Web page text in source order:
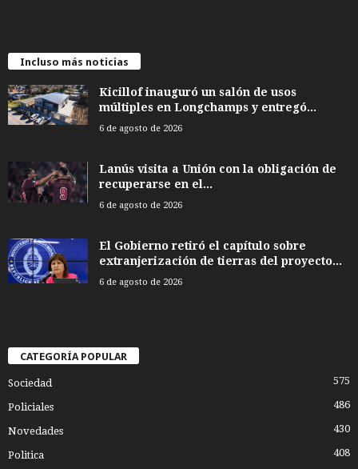
Incluso más noticias
Kicillof inauguró un salón de usos
múltiples en Longchamps y entregó...
6 de agosto de 2026
Lanús visita a Unión con la obligación de
recuperarse en el...
6 de agosto de 2026
El Gobierno retiró el capítulo sobre
extranjerización de tierras del proyecto...
6 de agosto de 2026
CATEGORÍA POPULAR
Sociedad 575
Policiales 486
Novedades 430
Politica 408